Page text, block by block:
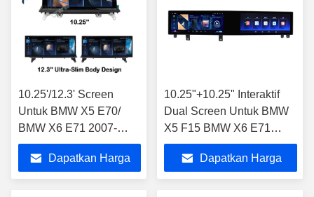
10.25'/12.3' Screen
Untuk BMW X5 E70/
BMW X6 E71 2007-
2010 CCC Android
Multimedia Player
Dapatkan Harga
10.25"+10.25" Interaktif
Dual Screen Untuk BMW
X5 F15 BMW X6 E71
2014-2019 Mobil
Multimedia Stereo GPS
CarPlay Player
Dapatkan Harga